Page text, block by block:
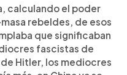
calculando el poder
rebeldes, de esos
que significaban
fascistas de
Hitler, los mediocres